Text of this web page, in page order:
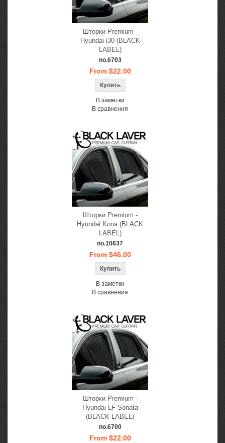
Шторки Premium -
Hyundai i30 (BLACK
LABEL)
no.6703
From $22.00
В заметки
В сравнения
Шторки Premium -
Hyundai Kona (BLACK
LABEL)
no.10637
From $46.00
В заметки
В сравнения
Шторки Premium -
Hyundai LF Sonata
(BLACK LABEL)
no.6700
From $22.00